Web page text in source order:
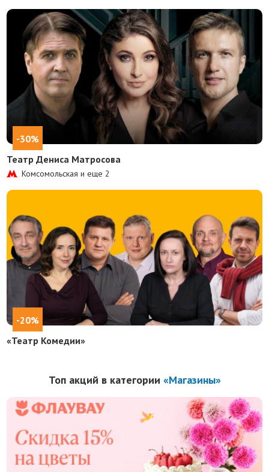
-30%
Театр Дениса Матросова
Комсомольская и еще2
-20%
«Театр Комедии»
Топ акций в категории «Магазины»